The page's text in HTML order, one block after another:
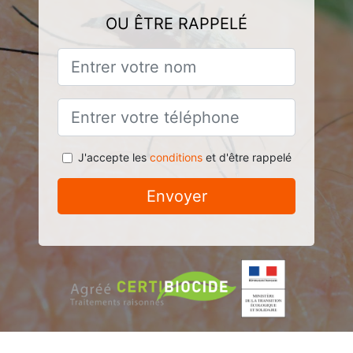
OU ÊTRE RAPPELÉ
J'accepte les conditionset d'être rappelé
Envoyer